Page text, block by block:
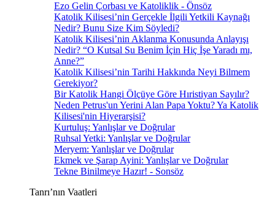
Ezo Gelin Çorbası ve Katoliklik - Önsöz
Katolik Kilisesi’nin Gerçekle İlgili Yetkili Kaynağı
Nedir? Bunu Size Kim Söyledi?
Katolik Kilisesi’nin Aklanma Konusunda Anlayışı
Nedir? “O Kutsal Su Benim İçin Hiç İşe Yaradı mı,
Anne?”
Katolik Kilisesi’nin Tarihi Hakkında Neyi Bilmem
Gerekiyor?
Bir Katolik Hangi Ölçüye Göre Hıristiyan Sayılır?
Neden Petrus'un Yerini Alan Papa Yoktu? Ya Katolik
Kilisesi'nin Hiyerarşisi?
Kurtuluş: Yanlışlar ve Doğrular
Ruhsal Yetki: Yanlışlar ve Doğrular
Meryem: Yanlışlar ve Doğrular
Ekmek ve Şarap Ayini: Yanlışlar ve Doğrular
Tekne Binilmeye Hazır! - Sonsöz
Tanrı’nın Vaatleri